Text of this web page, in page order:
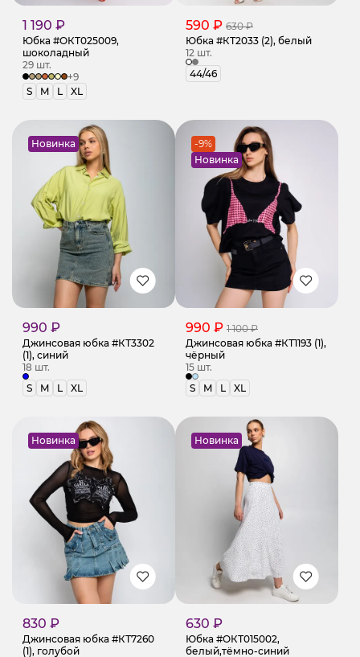
1 190 ₽
Юбка #ОКТ025009,
шоколадный
29 шт.
+9
S
M L XL
590 ₽ 630 ₽
Юбка #КТ2033 (2), белый
12 шт.
44/46
Новинка
990 ₽
Джинсовая юбка #КТ3302
(1), синий
18 шт.
S
M L XL
-9%
Новинка
990 ₽ 1 100 ₽
Джинсовая юбка #КТ1193 (1),
чёрный
15 шт.
S
M L XL
Новинка
830 ₽
Джинсовая юбка #КТ7260
(1), голубой
Новинка
630 ₽
Юбка #ОКТ015002,
белый,тёмно-синий